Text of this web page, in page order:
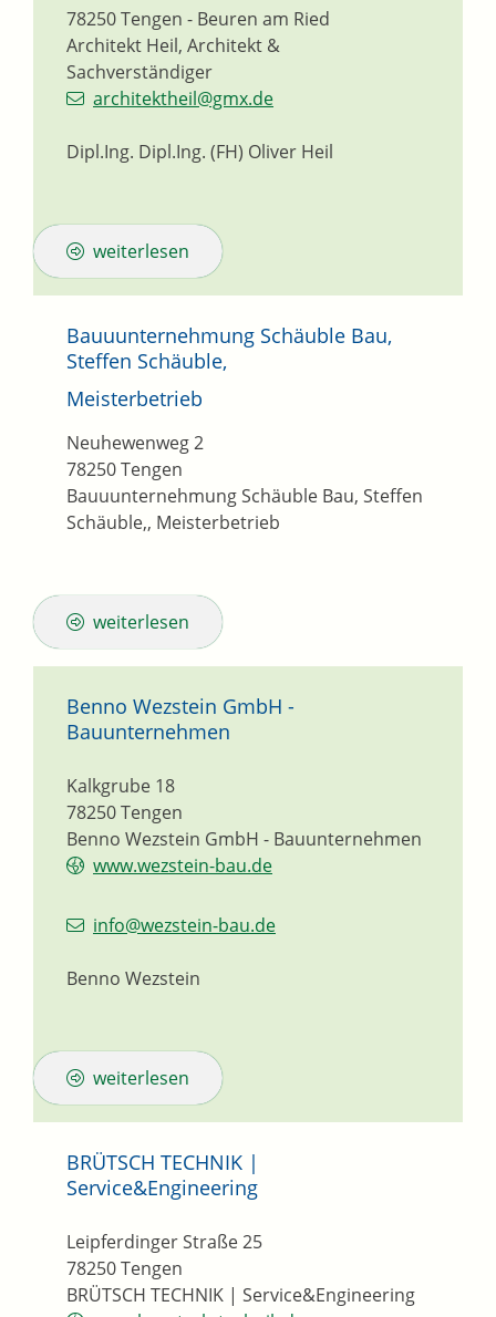
Architekt Heil, Architekt &
Sachverständiger
78250Tengen - Beuren am Ried
architektheil@gmx.de
Dipl.Ing. Dipl.Ing. (FH) Oliver Heil
weiterlesen
Bauuunternehmung Schäuble Bau,
Steffen Schäuble,
Meisterbetrieb
Bauuunternehmung Schäuble Bau, Steffen
Schäuble,, Meisterbetrieb
Neuhewenweg 2
78250Tengen
weiterlesen
Benno Wezstein GmbH -
Bauunternehmen
Benno Wezstein GmbH - Bauunternehmen
Kalkgrube 18
78250Tengen
www.wezstein-bau.de
info@wezstein-bau.de
Benno Wezstein
weiterlesen
BRÜTSCH TECHNIK |
Service&Engineering
BRÜTSCH TECHNIK | Service&Engineering
Leipferdinger Straße 25
78250Tengen